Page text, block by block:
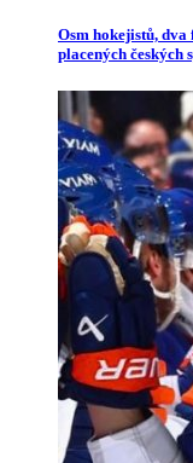
Osm hokejistů, dva
placených českých